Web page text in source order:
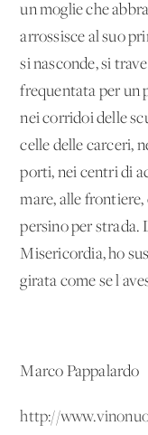
un moglie che
arrossisce al suo
si nasconde, si
frequentata per un
nei corridoi delle
celle delle carceri,
porti, nei centri di
mare, alle
persino per
Misericordia, ho
girata come se
Marco Pappalardo
http://